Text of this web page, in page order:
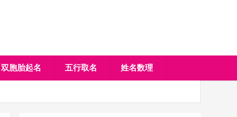
双胞胎起名 五行取名 姓名数理